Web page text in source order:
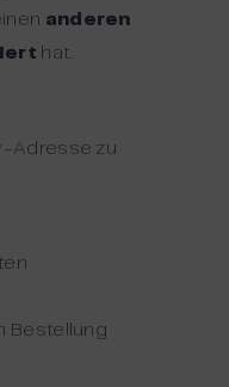
anderen
hat.
Adresse zu
Bestellung